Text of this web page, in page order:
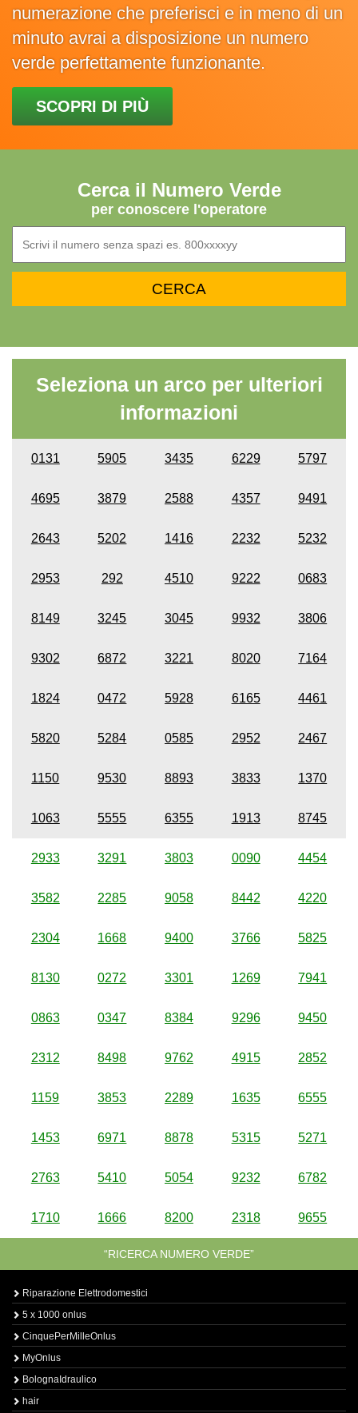
numerazione che preferisci e in meno di un
minuto avrai a disposizione un numero
verde perfettamente funzionante.
SCOPRI DI PIÙ
Cerca il Numero Verde
per conoscere l'operatore
Seleziona un arco per ulteriori
informazioni
0131 5905 3435 6229 5797
4695 3879 2588 4357 9491
2643 5202 1416 2232 5232
2953 292 4510 9222 0683
8149 3245 3045 9932 3806
9302 6872 3221 8020 7164
1824 0472 5928 6165 4461
5820 5284 0585 2952 2467
1150 9530 8893 3833 1370
1063 5555 6355 1913 8745
2933 3291 3803 0090 4454
3582 2285 9058 8442 4220
2304 1668 9400 3766 5825
8130 0272 3301 1269 7941
0863 0347 8384 9296 9450
2312 8498 9762 4915 2852
1159 3853 2289 1635 6555
1453 6971 8878 5315 5271
2763 5410 5054 9232 6782
1710 1666 8200 2318 9655
“RICERCA NUMERO VERDE”
Riparazione Elettrodomestici
5 x 1000 onlus
CinquePerMilleOnlus
MyOnlus
BolognaIdraulico
hair